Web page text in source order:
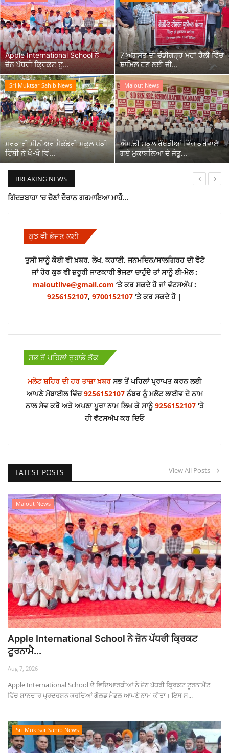
Giddarbaha
Railway Time Table
Lambi
Sri Muktsar Sahib News
Punjab
Life & Style
Important
Contact Us
Apple International School ਨੇ
ਜ਼ੋਨ ਪੱਧਰੀ ਕ੍ਰਿਕਟ ਟੂ...
7 ਅਗਸਤ ਦੀ ਚੰਡੀਗੜ੍ਹ ਮਹਾਂ ਰੈਲੀ ਵਿੱਚ
ਸ਼ਾਮਿਲ ਹੋਣ ਲਈ ਜੀ...
Sri Muktsar Sahib News
ਸਰਕਾਰੀ ਸੀਨੀਅਰ ਸੈਕੰਡਰੀ ਸਕੂਲ ਪੱਕੀ
ਟਿੱਬੀ ਨੇ ਖੋ-ਖੋ ਵਿੱ...
Malout News
ਐੱਸ.ਡੀ ਸਕੂਲ ਰੱਥੜੀਆਂ ਵਿੱਚ ਕਰਵਾਏ
ਗਏ ਮੁਕਾਬਲਿਆ ਦੇ ਜੇਤੂ...
BREAKING NEWS
ਮਲੋਟ ਵਿੱਚ ਆਮ ਆਦਮੀ ਪਾਰਟੀ ਵਿੱਚ ਵੱਡੀ ਬਗਾਵਤ, ਪਾਰਟੀ ਆਗੂਆਂ ਨੇ ਮੋੜਿਆ ਮੂੰਹ
ਕਾਂਗਰਸ ਦੇ ਸੀਨੀਅਰ ਲੀਡਰ ਖੁਸ਼ਬਾਜ ਸਿੰਘ ਜਟਾਣਾ ਦੀ ਸੜਕ ਹਾਦਸੇ ਵਿੱਚ ਮੌਤ
ਜੱਥੇਦਾਰ ਗਿਆਨੀ ਕੁਲਦੀਪ ਸਿੰਘ ਗੜਗੱਜ ਨੇ ਮੁੱਖ ਮੰਤਰੀ ਭਗਵੰਤ ਮਾਨ ਨੂੰ ਕੀਤਾ ਤਲਬ
ਦੁਖਦਾਈ ਖਬਰ- ਸਮਾਜਸੇਵੀ ਮਨੀ ਭੰਗਚੜ੍ਹੀ ਦਾ ਹੋਇਆ ਦਿਹਾਂਤ
ਨਹੀਂ ਰਹੇ ਪੰਜਾਬੀ ਸਿੰਗਰ ਰਾਜਵੀਰ ਸਿੰਘ ਜਵੰਧਾ, ਮੋਹਾਲੀ ਦੇ ਫੋਰਟਿਸ ਹਸਪਤਾਲ ਵਿੱਚ ਲਏ ਆਖਰੀ ਸਾਹ
ਗੁਰਦਆਰਾ ਸ਼੍ਰੀ ਨਨਕਾਣਾ ਸਾਹਿਬ ਦੇ ਦਰਸ਼ਨਾਂ ਲਈ ਪਾਕਿਸਤਾਨ ਜਾ ਰਹੇ ਜੱਥੇ ਵਿੱਚੋਂ ਬਲਾਕ ਮਲੋਟ ਤੋਂ ਜਾ ਰਹੀਆਂ ਸੰਗਤਾਂ ਨੂੰ ਸਿਰੋਪਾਓ ਪਾ ਕੇ ਮਲੋਟ ਤੋਂ ਸ਼੍ਰੀ ਅੰਮ੍ਰਿਤਸਰ ਸਾਹਿਬ ਲਈ ਕੀਤਾ ਰਵਾਨਾ
ਮਲੋਟ ਤੋਂ ਉੱਭਰਦੇ ਗਾਇਕ ਇਕਬਾਲ ਖੇੜਾ ਅਤੇ ਬੀਬਾ ਗੁਰਲੇਜ਼ ਅਖਤਰ ਦਾ ਨਵਾਂ ਗੀਤ ਹੋਣ ਜਾ ਰਿਹਾ ਰਿਲੀਜ਼
ਅਮਰੀਕਾ ਫਿਰ ਤੋਂ ਪ੍ਰਵਾਸੀ ਭਾਰਤੀਆਂ ਨੂੰ ਡਿਪੋਟਰ ਕਰ ਭੇਜ ਰਿਹਾ ਹੈ ਵਾਪਿਸ, ਪੜੋ ਪੂਰੀ ਖਬਰ
ਭਾਰਤ ਨੂੰ ਵੱਡਾ ਝਟਕਾ, ਜਸਪ੍ਰੀਤ ਬੁਮਰਾਹ ਟੀਮ ‘ਚੋਂ ਹੋਏ ਬਾਹਰ – ਜਾਣੋ ਵਜਾ
ਕੁਝ ਵੀ ਭੇਜਣ ਲਈ
ਤੁਸੀ ਸਾਨੂੰ ਕੋਈ ਵੀ ਖ਼ਬਰ, ਲੇਖ, ਕਹਾਣੀ, ਜਨਮਦਿਨ/ਸਾਲਗਿਰਹ ਦੀ ਫੋਟੋ
ਜਾਂ ਹੋਰ ਕੁਝ ਵੀ ਜ਼ਰੂਰੀ ਜਾਣਕਾਰੀ ਭੇਜਣਾ ਚਾਹੁੰਦੇ ਤਾਂ ਸਾਨੂੰ ਈ-ਮੇਲ :
maloutlive@gmail.com ‘ਤੇ ਕਰ ਸਕਦੇ ਹੋ ਜਾਂ ਵੱਟਸਅੱਪ :
9256152107, 9700152107 ‘ਤੇ ਕਰ ਸਕਦੇ ਹੋ |
ਸਭ ਤੋਂ ਪਹਿਲਾਂ ਤੁਹਾਡੇ ਤੱਕ
ਮਲੋਟ ਸ਼ਹਿਰ ਦੀ ਹਰ ਤਾਜ਼ਾ ਖ਼ਬਰਸਭ ਤੋਂ ਪਹਿਲਾਂ ਪ੍ਰਾਪਤ ਕਰਨ ਲਈ
ਆਪਣੇ ਮੋਬਾਈਲ ਵਿੱਚ9256152107ਨੰਬਰ ਨੂੰ ਮਲੋਟ ਲਾਈਵ ਦੇ ਨਾਮ
ਨਾਲ ਸੇਵ ਕਰੋ ਅਤੇ ਅਪਣਾ ਪੂਰਾ ਨਾਮ ਲਿਖ ਕੇ ਸਾਨੂੰ9256152107‘ਤੇ
ਹੀ ਵੱਟਸਅੱਪ ਕਰ ਦਿਓ
LATEST POSTS View All Posts
Malout News
Apple International School ਨੇ ਜ਼ੋਨ ਪੱਧਰੀ ਕ੍ਰਿਕਟ
ਟੂਰਨਾਮੈ...
Aug 7, 2026
Apple International School ਦੇ ਵਿਦਿਆਰਥੀਆਂ ਨੇ ਜ਼ੋਨ ਪੱਧਰੀ ਕ੍ਰਿਕਟ ਟੂਰਨਾਮੈਂਟ
ਵਿੱਚ ਸ਼ਾਨਦਾਰ ਪ੍ਰਦਰਸ਼ਨ ਕਰਦਿਆਂ ਗੋਲਡ ਮੈਡਲ ਆਪਣੇ ਨਾਮ ਕੀਤਾ। ਇਸ ਸ...
Sri Muktsar Sahib News